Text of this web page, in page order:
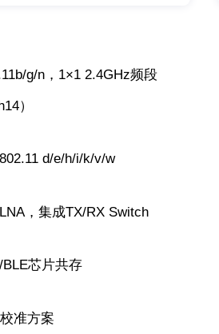
g/n，1×1 2.4GHz频段
）
d/e/h/i/k/v/w
，集成TX/RX Switch
芯片共存
准方案